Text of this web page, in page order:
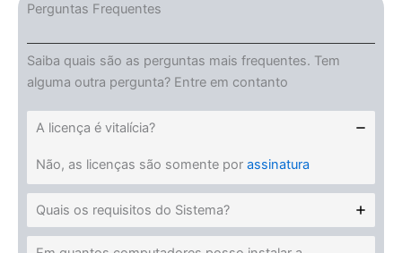
Perguntas Frequentes
Saiba quais são as perguntas mais frequentes. Tem
alguma outra pergunta? Entre em contanto
A licença é vitalícia?
Não, as licenças são somente por assinatura
Quais os requisitos do Sistema?